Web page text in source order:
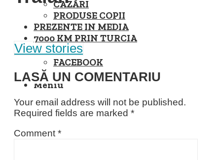
CAZĂRI
PRODUSE COPII
PREZENTE IN MEDIA
7000 KM PRIN TURCIA
FACEBOOK
INSTAGRAM
Meniu
View stories
LASĂ UN COMENTARIU
Your email address will not be published.
Required fields are marked *
Comment *